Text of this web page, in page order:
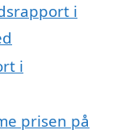
i
i
prisen på